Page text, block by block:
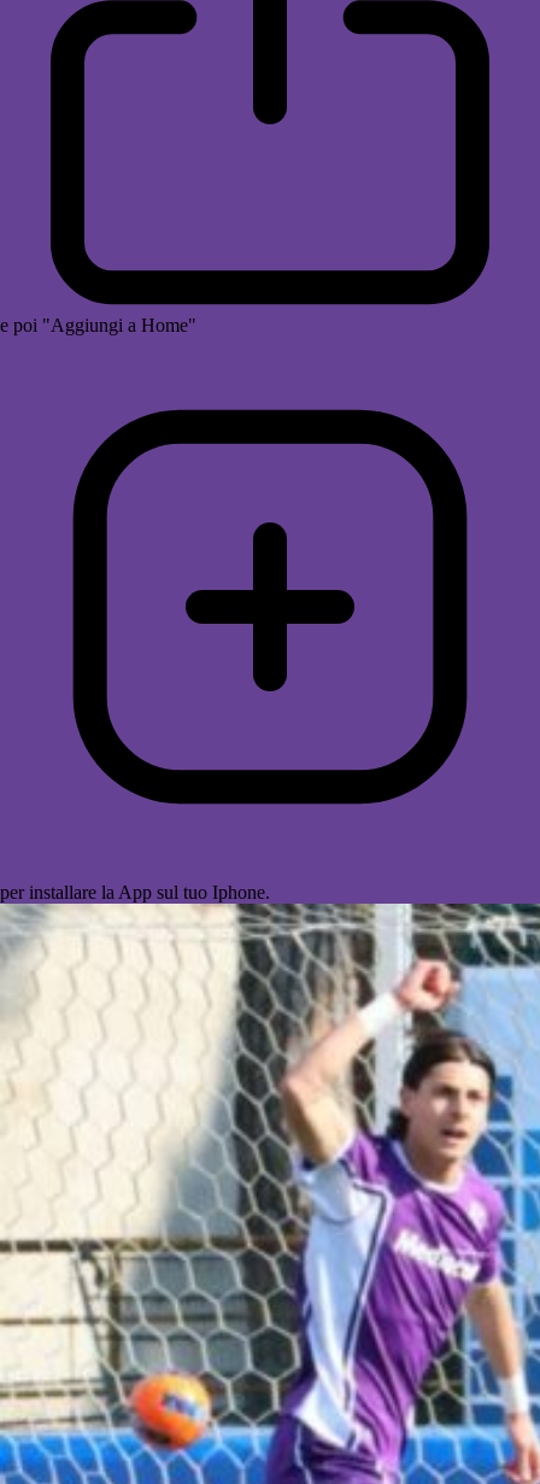
e poi "Aggiungi a Home"
per installare la App sul tuo Iphone.